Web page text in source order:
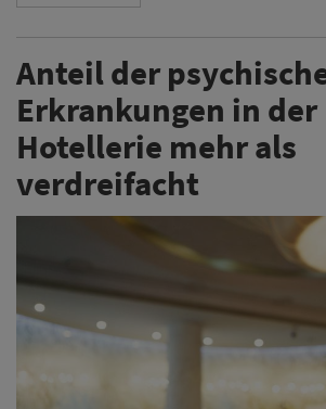
Anteil der
Erkrankungen in der
Hotellerie mehr als
verdreifacht